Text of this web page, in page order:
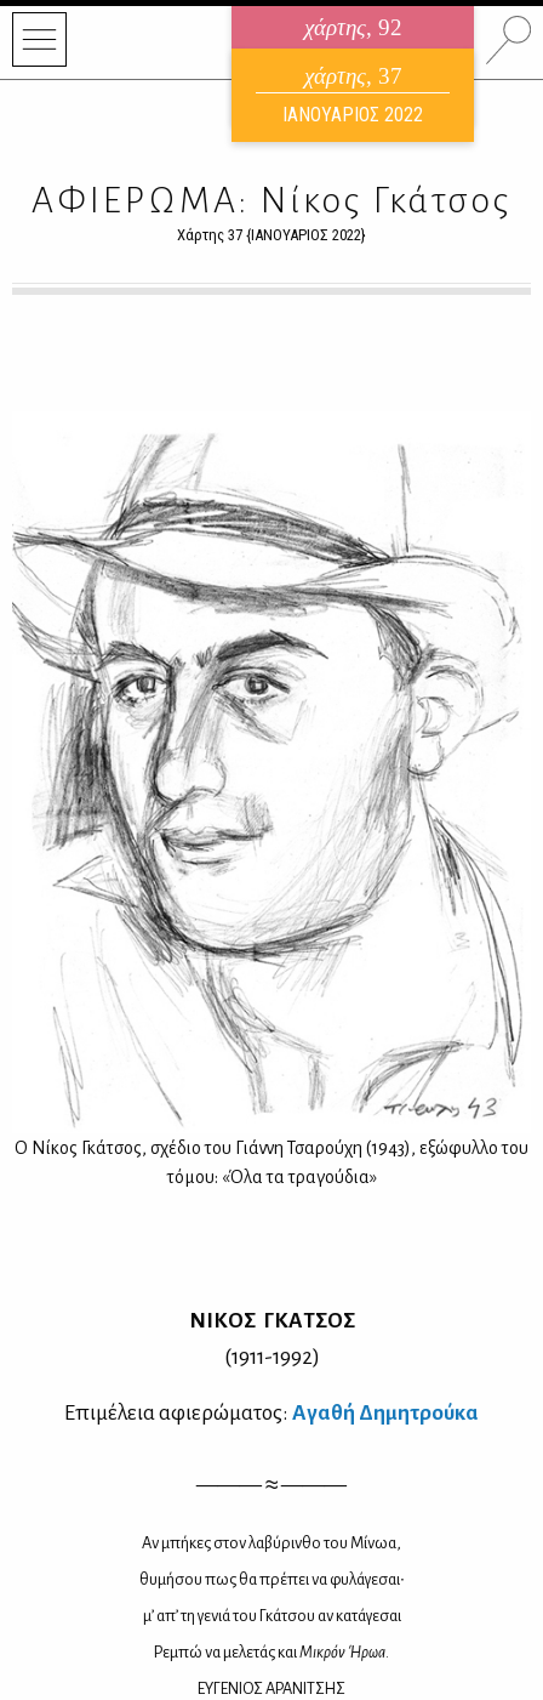
χάρτης, 92
ηλεκτρονικό περιοδικό
ΑΥΓΟΥΣΤΟΣ 2026
χάρτης, 37
ΙΑΝΟΥΑΡΙΟΣ 2022
ΑΦΙΕΡΩΜΑ: Νίκος Γκάτσος
Χάρτης 37 {ΙΑΝΟΥΑΡΙΟΣ 2022}
Ο Νί­κος Γκά­τσος, σχέ­διο του Γιάν­νη Τσα­ρού­χη (1943), εξώ­φυλ­λο του
τό­μου: «Όλα τα τρα­γού­δια»
ΝΙ­ΚΟΣ ΓΚΑ­ΤΣΟΣ
(1911-1992)
Επι­μέ­λεια αφιε­ρώ­μα­τος: Αγα­θή Δη­μη­τρού­κα
——— ≈ ———
Αν μπή­κες στον λα­βύ­ριν­θο του Μί­νωα,
θυ­μή­σου πως θα πρέ­πει να φυ­λά­γε­σαι∙
μ’ απ’ τη γε­νιά του Γκά­τσου αν κα­τά­γε­σαι
Ρε­μπώ να με­λε­τάς καιΜι­κρόν Ήρωα.
ΕΥ­ΓΕ­ΝΙΟΣ ΑΡΑ­ΝΙ­ΤΣΗΣ